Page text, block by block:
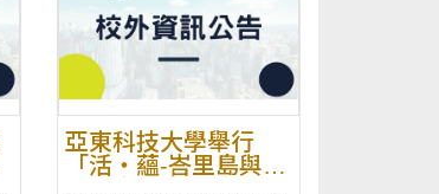
亞東科技大學舉行
「活‧蘊-峇里島與原